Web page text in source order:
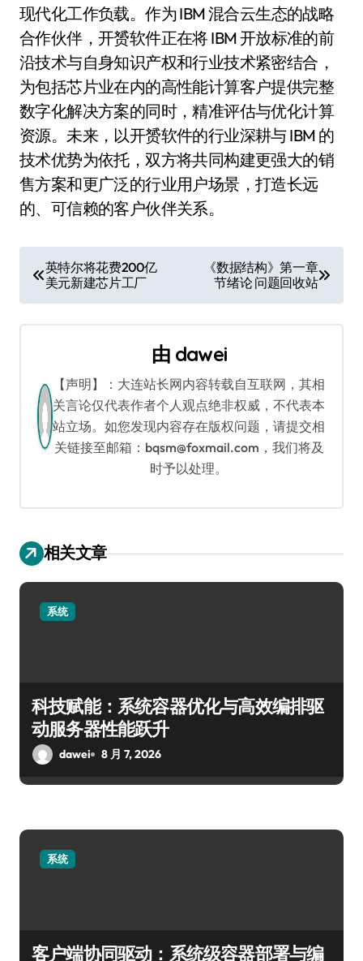
现代化工作负载。作为 IBM 混合云生态的战略
合作伙伴，开赟软件正在将 IBM 开放标准的前
沿技术与自身知识产权和行业技术紧密结合，
为包括芯片业在内的高性能计算客户提供完整
数字化解决方案的同时，精准评估与优化计算
资源。未来，以开赟软件的行业深耕与 IBM 的
技术优势为依托，双方将共同构建更强大的销
售方案和更广泛的行业用户场景，打造长远
的、可信赖的客户伙伴关系。
文
章
导
英特尔将花费200亿
美元新建芯片工厂
《数据结构》第一章
节绪论 问题回收站
由 dawei
【声明】：大连站长网内容转载自互联网，其相
关言论仅代表作者个人观点绝非权威，不代表本
站立场。如您发现内容存在版权问题，请提交相
关链接至邮箱：bqsm@foxmail.com，我们将及
时予以处理。
相关文章
系统
科技赋能：系统容器优化与高效编排驱
动服务器性能跃升
dawei 8 月 7, 2026
系统
客户端协同驱动：系统级容器部署与编